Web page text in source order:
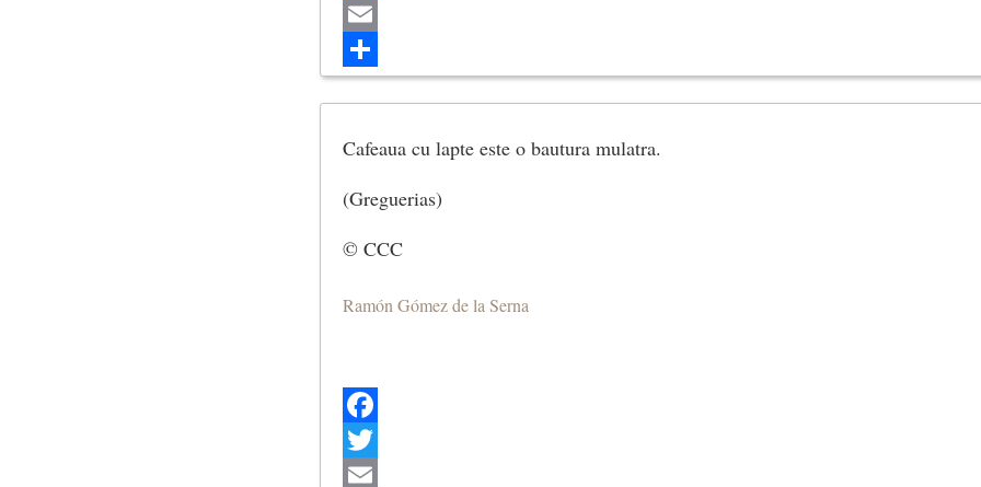
Twitter
Email
Share
Cafeaua cu lapte este o bautura mulatra.
(Greguerias)
© CCC
Ramón Gómez de la Serna
Facebook
Twitter